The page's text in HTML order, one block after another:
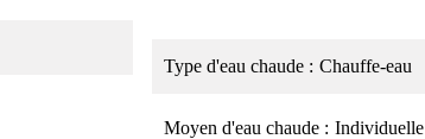
Type d'eau chaude Chauffe-eau
Moyen d'eau chaude Individuelle